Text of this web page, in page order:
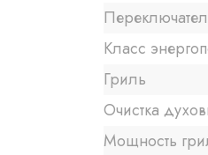
Класс
Гриль
Очистка
Мощность